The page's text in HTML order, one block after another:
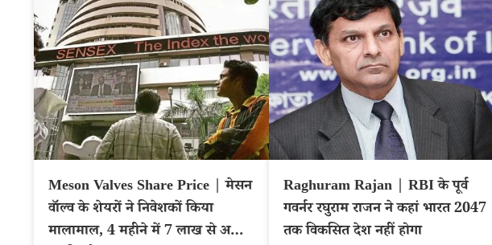
Meson Valves Share Price | मेसन
वॉल्व के शेयरों ने निवेशकों किया
मालामाल, 4 महीने में 7 लाख से अधिक
Raghuram Rajan | RBI के पूर्व
गवर्नर रघुराम राजन ने कहां भारत 2047
तक विकसित देश नहीं होगा